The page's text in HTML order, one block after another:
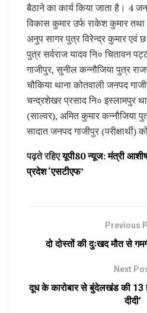
बैठाने का कार्य किया जाता है। 4
विकास कुमार उर्फ राकेश कुमार तथा
अनुप सागर पुत्र विरेन्द्र कुमार एवं
पुत्र सर्वराज यादव नि० चितावन
गाजीपुर, सुनील कन्नौजिया पुत्र
चौकिया थाना कोतवाली जनपद
चन्द्रशेखर प्रसाद नि० इस्लामपुर
(साल्वर), अमित कुमार कन्नौजिया
सादात जनपद गाजीपुर (परीक्षार्थी)
पढ़ते रहिएयूपी80 न्यूज: मंत्री
प्रदेश ‘एसटीएफ’
Previous
दो दोस्तों की दुःखद मौत से
Next
दूध के कारोबार से बुंदेलखंड की 13
दीदी’